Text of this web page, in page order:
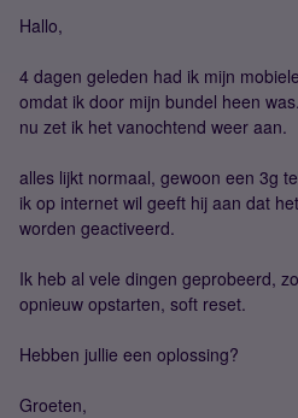
Hallo,
4 dagen geleden had ik mijn
omdat ik door mijn bundel heen was.
nu zet ik het vanochtend weer aan.
alles lijkt normaal, gewoon een 3g
ik op internet wil geeft hij aan dat
worden geactiveerd.
Ik heb al vele dingen geprobeerd,
opnieuw opstarten, soft reset.
Hebben jullie een oplossing?
Groeten,